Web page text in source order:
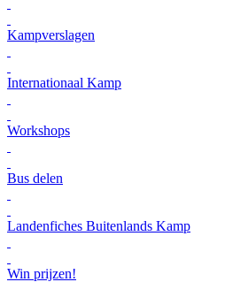
Kampverslagen
Internationaal Kamp
Workshops
Bus delen
Landenfiches Buitenlands Kamp
Win prijzen!